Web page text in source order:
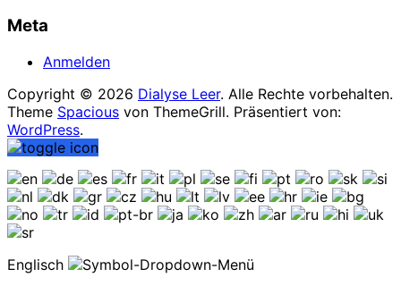
Meta
Anmelden
Copyright © 2026 Dialyse Leer. Alle Rechte vorbehalten.
Theme Spacious von ThemeGrill. Präsentiert von:
WordPress.
Englisch